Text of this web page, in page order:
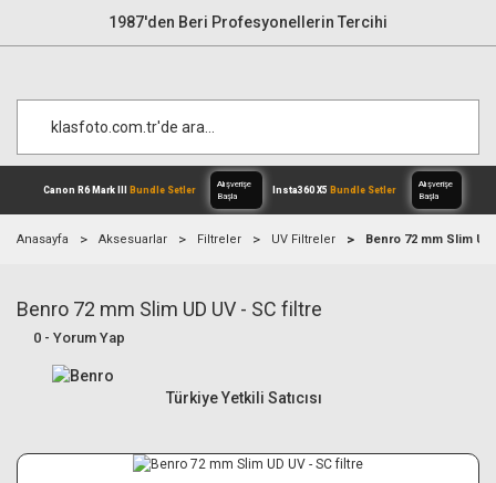
1987'den Beri Profesyonellerin Tercihi
Canon R6 Mark IIIBundle Setler
Anasayfa Aksesuarlar Filtreler UV Filtreler Benro 72 mm Slim
Benro 72 mm Slim UD UV - SC filtre
0 - Yorum Yap
Türkiye Yetkili Satıcısı